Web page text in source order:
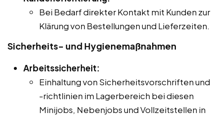
Bei Bedarf direkter Kontakt mit Kunden zur
Klärung von Bestellungen und Lieferzeiten.
Sicherheits- und Hygienemaßnahmen
Arbeitssicherheit:
Einhaltung von Sicherheitsvorschriften und
-richtlinien im Lagerbereich bei diesen
Minijobs, Nebenjobs und Vollzeitstellen in